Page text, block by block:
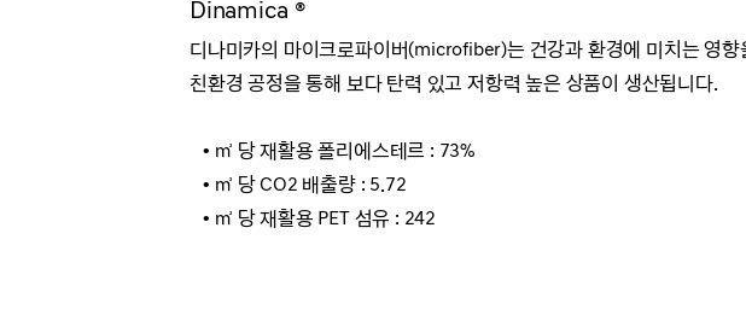
Dinamica ®
디나미카의 마이크로파이버(microfiber)는 건강과 환경에 미치는 영
친환경 공정을 통해 보다 탄력 있고 저항력 높은 상품이 생산됩니다.
• ㎡ 당 재활용 폴리에스테르 : 73%
• ㎡ 당 CO2 배출량 : 5.72
• ㎡ 당 재활용 PET 섬유 : 242